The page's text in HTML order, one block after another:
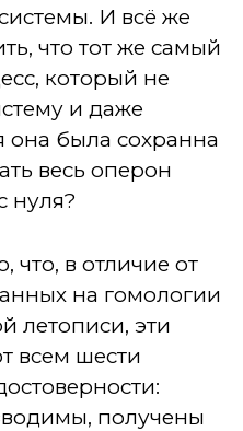
И всё же
что тот же самый
который не
и даже
она была сохранна
весь оперон
нуля?
что, в отличие от
на гомологии
летописи, эти
всем шести
получены